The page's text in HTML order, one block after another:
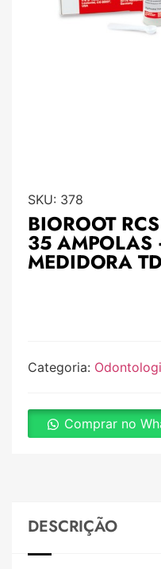
SKU: 378
BIOROOT
35 AMPOLAS
MEDIDORA
Categoria:
Comprar no
DESCRIÇÃO